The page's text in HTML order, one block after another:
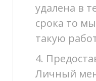
удалена в
срока то
такую
4.
Личный